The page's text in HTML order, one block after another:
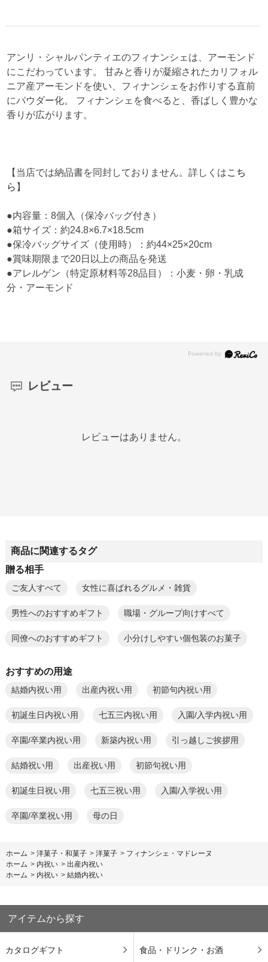
アンリ・シャルパンティエのフィナンシェは、アーモンド
にこだわっています。 甘みと香りが凝縮されたカリフォル
ニア産アーモンドを使い、フィナンシェをお作りする直前
にパウダー化。 フィナンシェを食べると、香ばしく豊かな
香りが広がります。
【当店では納品書を同封しておりません。詳しくはこち
ら 】
●内容量：8個入（保冷バッグ付き）
●箱サイズ：約24.8×6.7×18.5cm
●保冷バッグサイズ（使用時）：約44×25×20cm
●賞味期限まで20日以上の商品を発送
●アレルゲン（特定原材料等28品目）：小麦・卵・乳成
分・アーモンド
レビュー
レビューはありません。
商品に関連するタグ
贈る相手
ご友人すべて 女性に喜ばれるグルメ・雑貨
男性へのおすすめギフト 職場・グループ向けすべて
同僚へのおすすめギフト 小分けしやすい個包装のお菓子
おすすめの用途
結婚内祝い用 出産内祝い用 初節句内祝い用
初誕生日内祝い用 七五三内祝い用 入園/入学内祝い用
卒園/卒業内祝い用 新築内祝い用 引っ越しご挨拶用
結婚祝い用 出産祝い用 初節句祝い用
初誕生日祝い用 七五三祝い用 入園/入学祝い用
卒園/卒業祝い用 母の日
ホーム > 洋菓子・和菓子 > 洋菓子 > フィナンシェ・マドレーヌ
ホーム > 内祝い > 出産内祝い
ホーム > 内祝い > 結婚内祝い
アイテムから探す
カタログギフト 食品・ドリンク・お酒